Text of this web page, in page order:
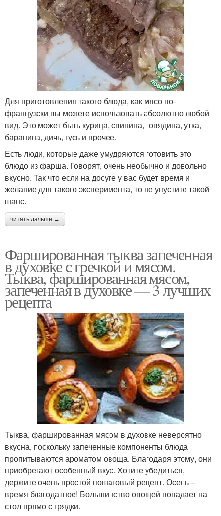
Для приготовления такого блюда, как мясо по-
французски вы можете использовать абсолютно любой
вид. Это может быть курица, свинина, говядина, утка,
баранина, дичь, гусь и прочее.
Есть люди, которые даже умудряются готовить это
блюдо из фарша. Говорят, очень необычно и довольно
вкусно. Так что если на досуге у вас будет время и
желание для такого эксперимента, то не упустите такой
шанс.
читать дальше →
Фаршированная тыква запеченная
в духовке с гречкой и мясом.
Тыква, фаршированная мясом,
запеченная в духовке — 3 лучших
рецепта
Тыква, фаршированная мясом в духовке невероятно
вкусна, поскольку запеченные компоненты блюда
пропитываются ароматом овоща. Благодаря этому, они
приобретают особенный вкус. Хотите убедиться,
держите очень простой пошаговый рецепт. Осень –
время благодатное! Большинство овощей попадает на
стол прямо с грядки.